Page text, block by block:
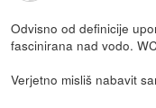
Odvisno od definicije
fascinirana nad vodo.
Verjetno misliš nabavit